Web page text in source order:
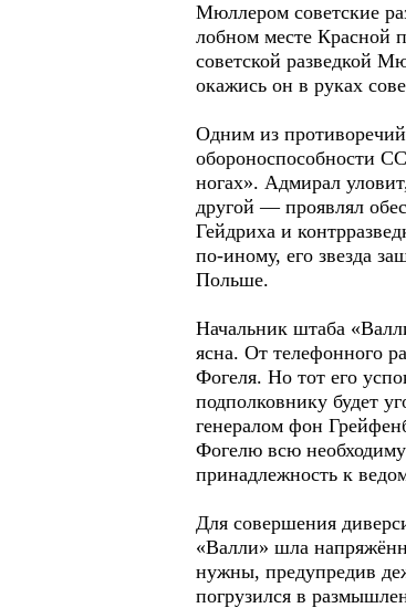
Мюллером советские
лобном месте Красной
советской разведкой
окажись он в руках
Одним из
обороноспособности
ногах». Адмирал
другой — проявлял
Гейдриха и
по-иному, его звезда
Польше.
Начальник штаба
ясна. От телефонного
Фогеля. Но тот его
подполковнику будет
генералом фон
Фогелю всю
принадлежность к
Для совершения
«Валли» шла
нужны, предупредив
погрузился в